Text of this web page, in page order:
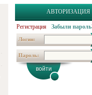
АВТОРИЗАЦИЯ
Регистрация Забыли
Логин:
Пароль: